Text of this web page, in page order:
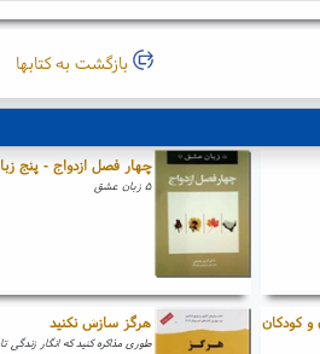
بازگشت به کتابها
چهار فصل ازدواج - پنج
۵ زبان عشق
و کودکان
هرگز سازش نکنید
طوری مذاکره کنید که انگار